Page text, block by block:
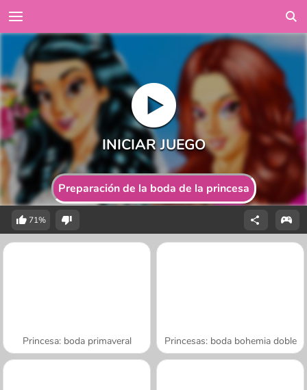
Preparación de la boda de la princesa
71%
Princesa: boda primaveral Princesas: boda bohemia doble